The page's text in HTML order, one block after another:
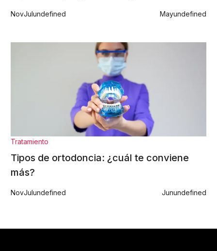
NovJulundefined Mayundefined
Tratamiento
Tipos de ortodoncia: ¿cuál te conviene
más?
NovJulundefined Junundefined